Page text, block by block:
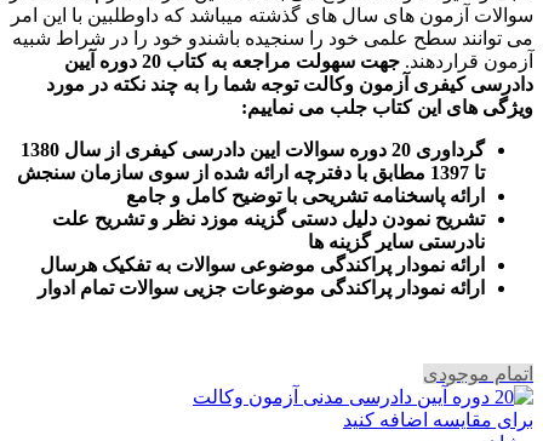
سوالات آزمون های سال های گذشته میباشد که داوطلبین با این امر
می توانند سطح علمی خود را سنجیده باشندو خود را در شراط شبیه
آزمون قراردهند.
جهت سهولت مراجعه به کتاب 20 دوره آیین
دادرسی کیفری آزمون وکالت توجه شما را به چند نکته در مورد
ویژگی های این کتاب جلب می نماییم:
گرداوری 20 دوره سوالات ایین دادرسی کیفری از سال 1380
تا 1397 مطابق با دفترچه ارائه شده از سوی سازمان سنجش
ارائه پاسخنامه تشریحی با توضیح کامل و جامع
تشریح نمودن دلیل دستی گزینه موزد نظر و تشریح علت
نادرستی سایر گزینه ها
ارائه نمودار پراکندگی موضوعی سوالات به تفکیک هرسال
رائه نمودار پراکندگی موضوعات جزیی سوالات تمام ادوار
اتمام موجودی
برای مقایسه اضافه کنید